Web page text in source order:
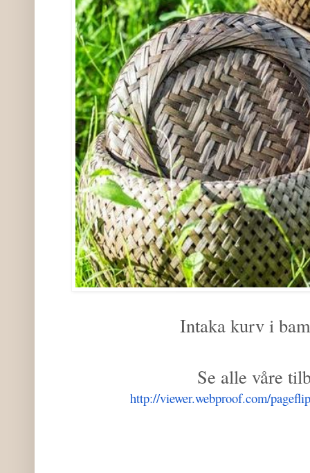
Intaka kurv i
Se alle våre
http://viewer.webproof.com/